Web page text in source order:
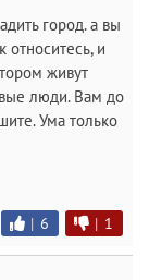
город. а вы
относитесь, и
живут
люди. Вам до
Ума только
| 6 | 1